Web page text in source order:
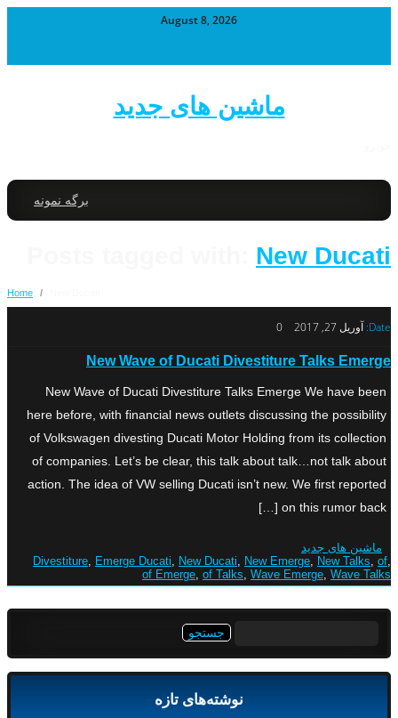
August 8, 2026
ماشین های جدید
برگه نمونه
New Ducati
Home /
Date: آوریل 27, 2017 0
New Wave of Ducati Divestiture Talks Emerge
New Wave of Ducati Divestiture Talks Emerge We have been
here before, with financial news outlets discussing the possibility
of Volkswagen divesting Ducati Motor Holding from its collection
of companies. Let’s be clear, this talk about talk…not talk about
action. The idea of VW selling Ducati isn’t new. We first reported
on this rumor back […]
ماشین های جدید
Divestiture, Emerge Ducati, New Ducati, New Emerge, New Talks, of,
of Emerge, of Talks, Wave Emerge, Wave Talks
نوشته‌های تازه